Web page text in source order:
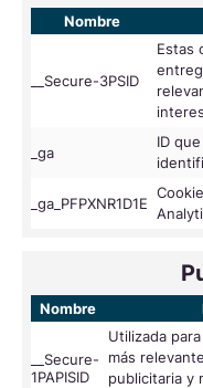
Nombre
__Secure-3PSID
Estas
_ga
ID
_ga_PFPXNR1D1E
Nombre
__Secure-
1PAPISID
Utilizada
más
publicitaria y